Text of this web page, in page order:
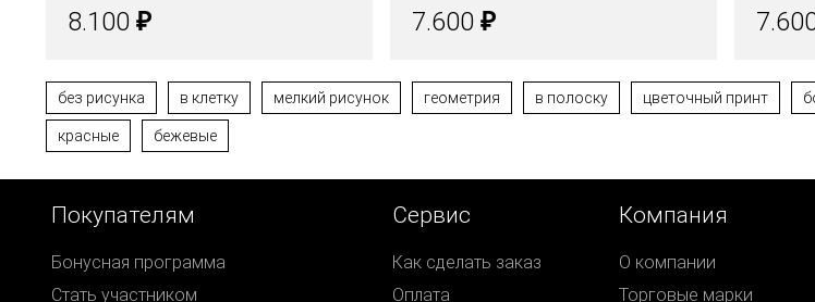
8.100 ₽ 7.600 ₽
без рисунка в клетку мелкий рисунок геометрия в полоску цветочный принт
красные бежевые
Покупателям
Бонусная программа
Стать участником
Сервис
Как сделать заказ
Оплата
Компания
О компании
Торговые марки